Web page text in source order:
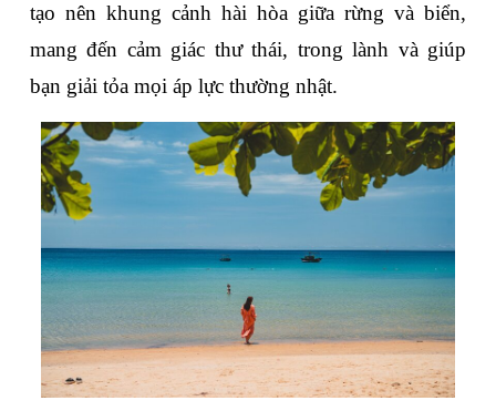
tạo nên khung cảnh hài hòa giữa rừng và biển,
mang đến cảm giác thư thái, trong lành và giúp
bạn giải tỏa mọi áp lực thường nhật.